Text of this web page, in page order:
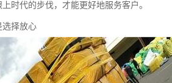
时代的步伐，才能更好地服务客户。
选择放心